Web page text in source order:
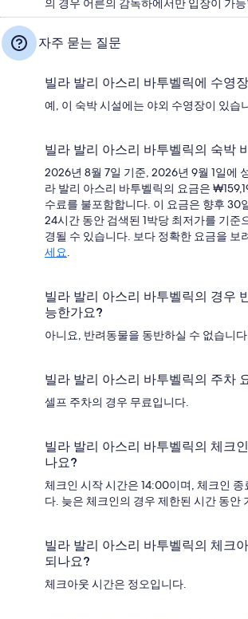
의 경우 어른의 감독하에서만 입장이 가
자주 묻는 질문
빌라 발리 아스리 바투벨릭에 수영
예, 이 숙박 시설에는 야외 수영장이 있습
빌라 발리 아스리 바투벨릭의 숙박
2026년 8월 7일 기준, 2026년 9월 1일에
라 발리 아스리 바투벨릭의 요금은
수료를 불포함합니다. 이 요금은 향후 30
24시간 동안 검색된 1박당 최저가를 기준
경될 수 있습니다. 보다 정확한 요금을 보
세요.
빌라 발리 아스리 바투벨릭의 경우
능한가요?
아니요, 반려동물을 동반하실 수 없습니
빌라 발리 아스리 바투벨릭의 주차
셀프 주차의 경우 무료입니다.
빌라 발리 아스리 바투벨릭의 체크
나요?
체크인 시작 시간은 14:00이며, 체크인
다. 늦은 체크인의 경우 제한된 시간 동안
빌라 발리 아스리 바투벨릭의 체크
되나요?
체크아웃 시간은 정오입니다.